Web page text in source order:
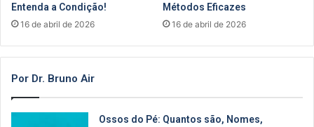
Entenda a Condição!
16 de abril de 2026
Métodos Eficazes
16 de abril de 2026
Por Dr. Bruno Air
Ossos do Pé: Quantos são, Nomes,